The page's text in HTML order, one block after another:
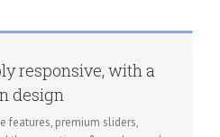
responsive, with a
design
features, premium sliders,